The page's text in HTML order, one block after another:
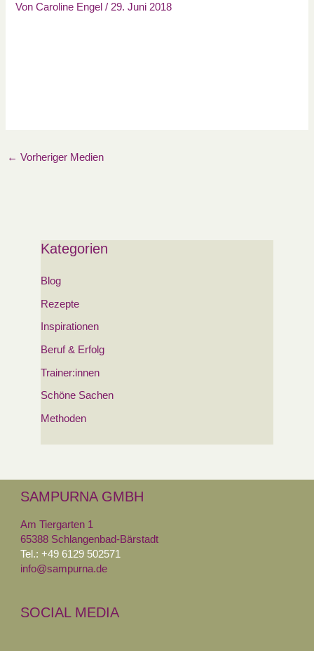
VonCaroline Engel/ 29. Juni 2018
← Vorheriger Medien
Kategorien
Blog
Rezepte
Inspirationen
Beruf & Erfolg
Trainer:innen
Schöne Sachen
Methoden
SAMPURNA GMBH
Am Tiergarten 1
65388 Schlangenbad-Bärstadt
Tel.: +49 6129 502571
info@sampurna.de
SOCIAL MEDIA